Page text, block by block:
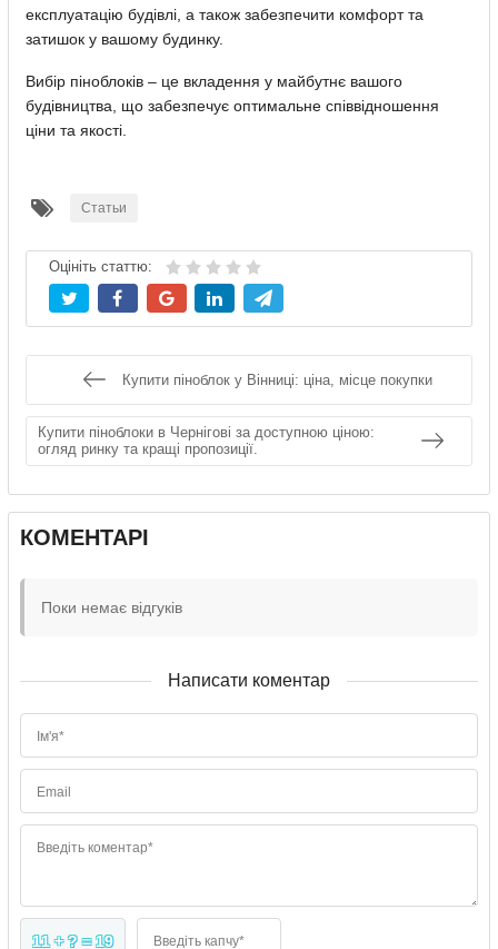
експлуатацію будівлі, а також забезпечити комфорт та
затишок у вашому будинку.
Вибір піноблоків – це вкладення у майбутнє вашого
будівництва, що забезпечує оптимальне співвідношення
ціни та якості.
Статьи
Оцініть статтю:
Купити піноблок у Вінниці: ціна, місце покупки
Купити піноблоки в Чернігові за доступною ціною:
огляд ринку та кращі пропозиції.
КОМЕНТАРІ
Поки немає відгуків
Написати коментар
Ім'я*
Email
Введіть коментар*
11 + ? = 19 Введіть капчу*